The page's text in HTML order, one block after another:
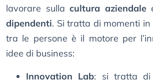
lavorare sulla cultura aziendale
dipendenti. Si tratta di momenti in
tra le persone è il motore per
idee di business:
Innovation Lab: si tratta di